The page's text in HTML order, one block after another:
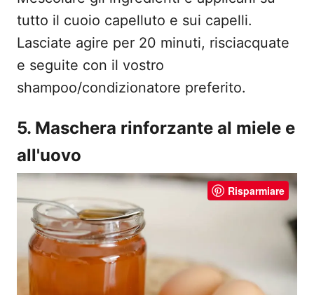
tutto il cuoio capelluto e sui capelli.
Lasciate agire per 20 minuti, risciacquate
e seguite con il vostro
shampoo/condizionatore preferito.
5. Maschera rinforzante al miele e
all'uovo
Risparmiare